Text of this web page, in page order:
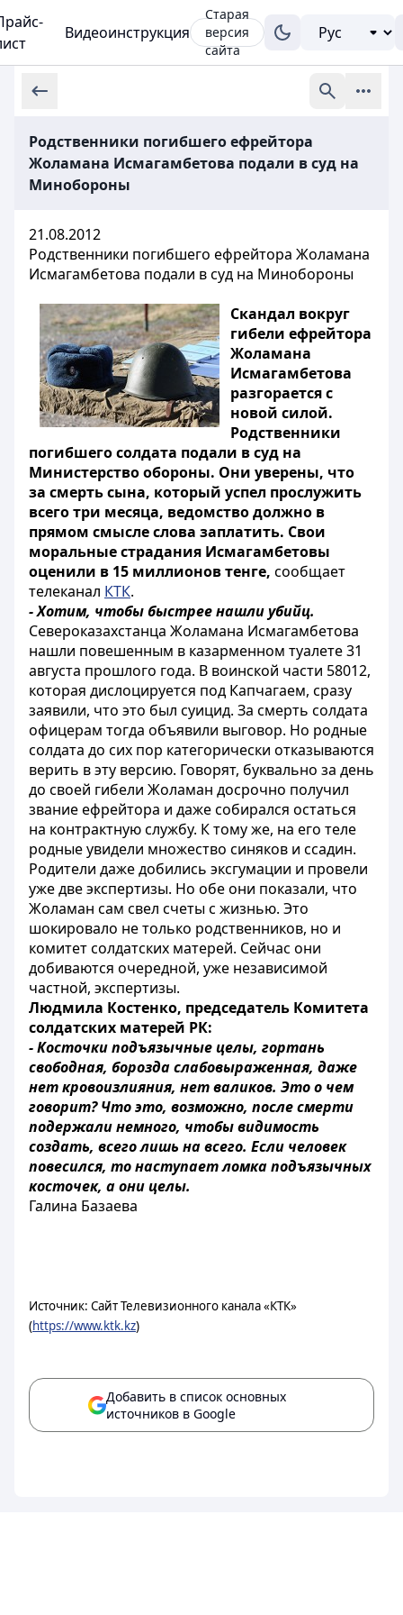
Видеоинструкция
Старая
версия
сайта
Родственники погибшего ефрейтора
Жоламана Исмагамбетова подали в суд на
Минобороны
21.08.2012
Родственники погибшего ефрейтора Жоламана
Исмагамбетова подали в суд на Минобороны
Скандал вокруг
гибели ефрейтора
Жоламана
Исмагамбетова
разгорается с
новой силой.
Родственники
погибшего солдата подали в суд на
Министерство обороны. Они уверены, что
за смерть сына, который успел прослужить
всего три месяца, ведомство должно в
прямом смысле слова заплатить. Свои
моральные страдания Исмагамбетовы
оценили в 15 миллионов тенге, сообщает
телеканал КТК.
- Хотим, чтобы быстрее нашли убийц.
Североказахстанца Жоламана Исмагамбетова
нашли повешенным в казарменном туалете 31
августа прошлого года. В воинской части 58012,
которая дислоцируется под Капчагаем, сразу
заявили, что это был суицид. За смерть солдата
офицерам тогда объявили выговор. Но родные
солдата до сих пор категорически отказываются
верить в эту версию. Говорят, буквально за день
до своей гибели Жоламан досрочно получил
звание ефрейтора и даже собирался остаться
на контрактную службу. К тому же, на его теле
родные увидели множество синяков и ссадин.
Родители даже добились эксгумации и провели
уже две экспертизы. Но обе они показали, что
Жоламан сам свел счеты с жизнью. Это
шокировало не только родственников, но и
комитет солдатских матерей. Сейчас они
добиваются очередной, уже независимой
частной, экспертизы.
Людмила Костенко, председатель Комитета
солдатских матерей РК:
- Косточки подъязычные целы, гортань
свободная, борозда слабовыраженная, даже
нет кровоизлияния, нет валиков. Это о чем
говорит? Что это, возможно, после смерти
подержали немного, чтобы видимость
создать, всего лишь на всего. Если человек
повесился, то наступает ломка подъязычных
косточек, а они целы.
Галина Базаева
Источник: Сайт Телевизионного канала «КТК»
(https://www.ktk.kz)
Добавить в список основных
источников в Google